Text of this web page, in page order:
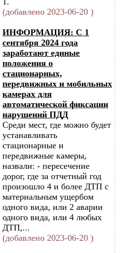
(добавлено 2023-06-20 )
ИНФОРМАЦИЯ: С 1
сентября 2024 года
заработают единые
положения о
стационарных,
передвижных и мобильных
камерах для
автоматической фиксации
нарушений ПДД
Среди мест, где можно будет
устанавливать
стационарные и
передвижные камеры,
назвали: - пересечение
дорог, где за отчетный год
произошло 4 и более ДТП с
материальным ущербом
одного вида, или 2 аварии
одного вида, или 4 любых
ДТП,...
(добавлено 2023-06-20 )